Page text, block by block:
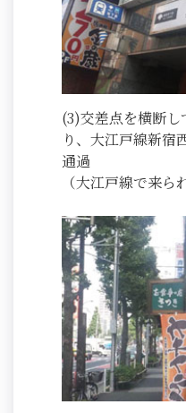
(3)交差点を横断し
り、大江戸線新宿
通過
（大江戸線で来ら